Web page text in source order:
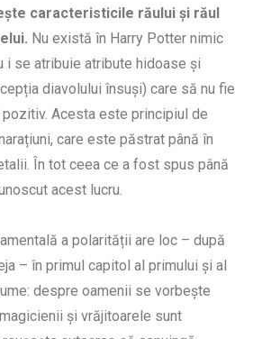
caracteristicile răului și răul
Nu există în Harry Potter nimic
i se atribuie atribute hidoase și
diavolului însuși) care să nu fie
Acesta este principiul de
care este păstrat până în
În tot ceea ce a fost spus până
acest lucru.
a polarității are loc – după
– în primul capitol al primului și al
despre oamenii se vorbește
și vrăjitoarele sunt